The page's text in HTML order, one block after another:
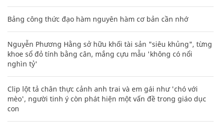
Bảng công thức đạo hàm nguyên hàm cơ bản cần nhớ
Nguyễn Phương Hằng sở hữu khối tài sản "siêu khủng", từng
khoe sổ đỏ tính bằng cân, mắng cựu mẫu 'không có nổi
nghìn tỷ'
Clip lột tả chân thực cảnh anh trai và em gái như 'chó với
mèo', người tinh ý còn phát hiện một vấn đề trong giáo dục
con